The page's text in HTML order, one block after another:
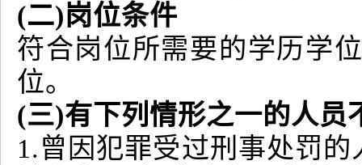
(二)岗位条件
符合岗位所需要的学历学
位。
(三)有下列情形之一的人员
1.曾因犯罪受过刑事处罚